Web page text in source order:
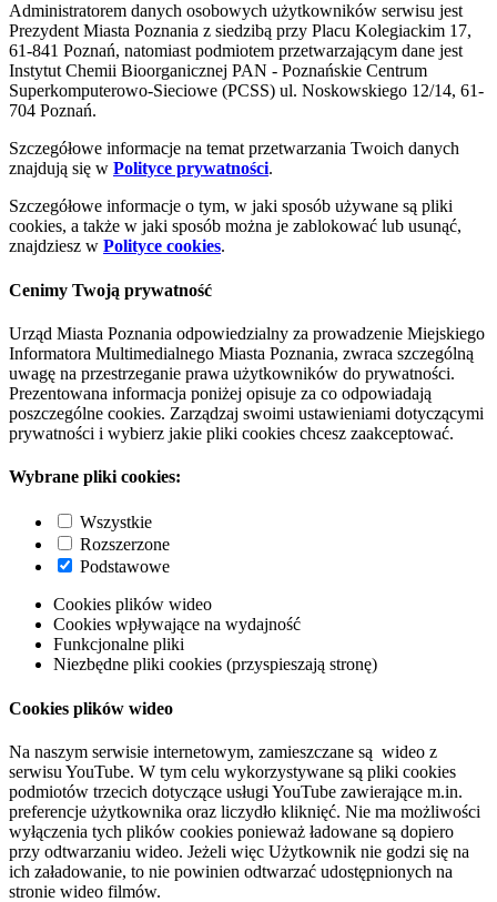
Administratorem danych osobowych użytkowników serwisu jest
Prezydent Miasta Poznania z siedzibą przy Placu Kolegiackim 17,
61-841 Poznań, natomiast podmiotem przetwarzającym dane jest
Instytut Chemii Bioorganicznej PAN - Poznańskie Centrum
Superkomputerowo-Sieciowe (PCSS) ul. Noskowskiego 12/14, 61-
704 Poznań.
Szczegółowe informacje na temat przetwarzania Twoich danych
znajdują się w Polityce prywatności.
Szczegółowe informacje o tym, w jaki sposób używane są pliki
cookies, a także w jaki sposób można je zablokować lub usunąć,
znajdziesz w Polityce cookies.
Cenimy Twoją prywatność
Urząd Miasta Poznania odpowiedzialny za prowadzenie Miejskiego
Informatora Multimedialnego Miasta Poznania, zwraca szczególną
uwagę na przestrzeganie prawa użytkowników do prywatności.
Prezentowana informacja poniżej opisuje za co odpowiadają
poszczególne cookies. Zarządzaj swoimi ustawieniami dotyczącymi
prywatności i wybierz jakie pliki cookies chcesz zaakceptować.
Wybrane pliki cookies:
Wszystkie
Rozszerzone
Podstawowe
Cookies plików wideo
Cookies wpływające na wydajność
Funkcjonalne pliki
Niezbędne pliki cookies (przyspieszają stronę)
Cookies plików wideo
Na naszym serwisie internetowym, zamieszczane są wideo z
serwisu YouTube. W tym celu wykorzystywane są pliki cookies
podmiotów trzecich dotyczące usługi YouTube zawierające m.in.
preferencje użytkownika oraz liczydło kliknięć. Nie ma możliwości
wyłączenia tych plików cookies ponieważ ładowane są dopiero
przy odtwarzaniu wideo. Jeżeli więc Użytkownik nie godzi się na
ich załadowanie, to nie powinien odtwarzać udostępnionych na
stronie wideo filmów.